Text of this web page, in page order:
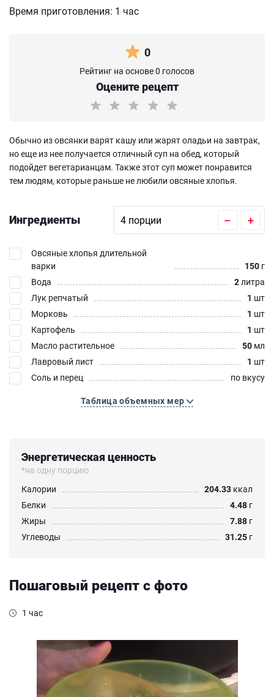
Время приготовления: 1 час
0
Рейтинг на основе 0 голосов
Оцените рецепт
Обычно из овсянки варят кашу или жарят оладьи на завтрак,
но еще из нее получается отличный суп на обед, который
подойдет вегетарианцам. Также этот суп может понравится
тем людям, которые раньше не любили овсяные хлопья.
Ингредиенты – +
Овсяные хлопья длительной
варки
150 г
Вода
2литра
Лук репчатый
1 шт
Морковь
1 шт
Картофель
1 шт
Масло растительное
50 мл
Лавровый лист
1 шт
Соль и перец
по вкусу
Таблица объемных мер
Энергетическая ценность
*на одну порцию
Калории
204.33 ккал
Белки
4.48 г
Жиры
7.88 г
Углеводы
31.25 г
Пошаговый рецепт с фото
1 час